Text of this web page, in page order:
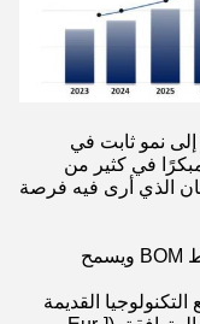
نمو ثابت في
في كثير من
الذي أرى فيه فرصة
انخفاض تكاليف LED و ChIP. أن يسقط BOM ويسمح
القديمة